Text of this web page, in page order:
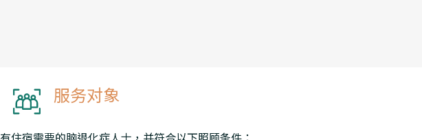
服务对象